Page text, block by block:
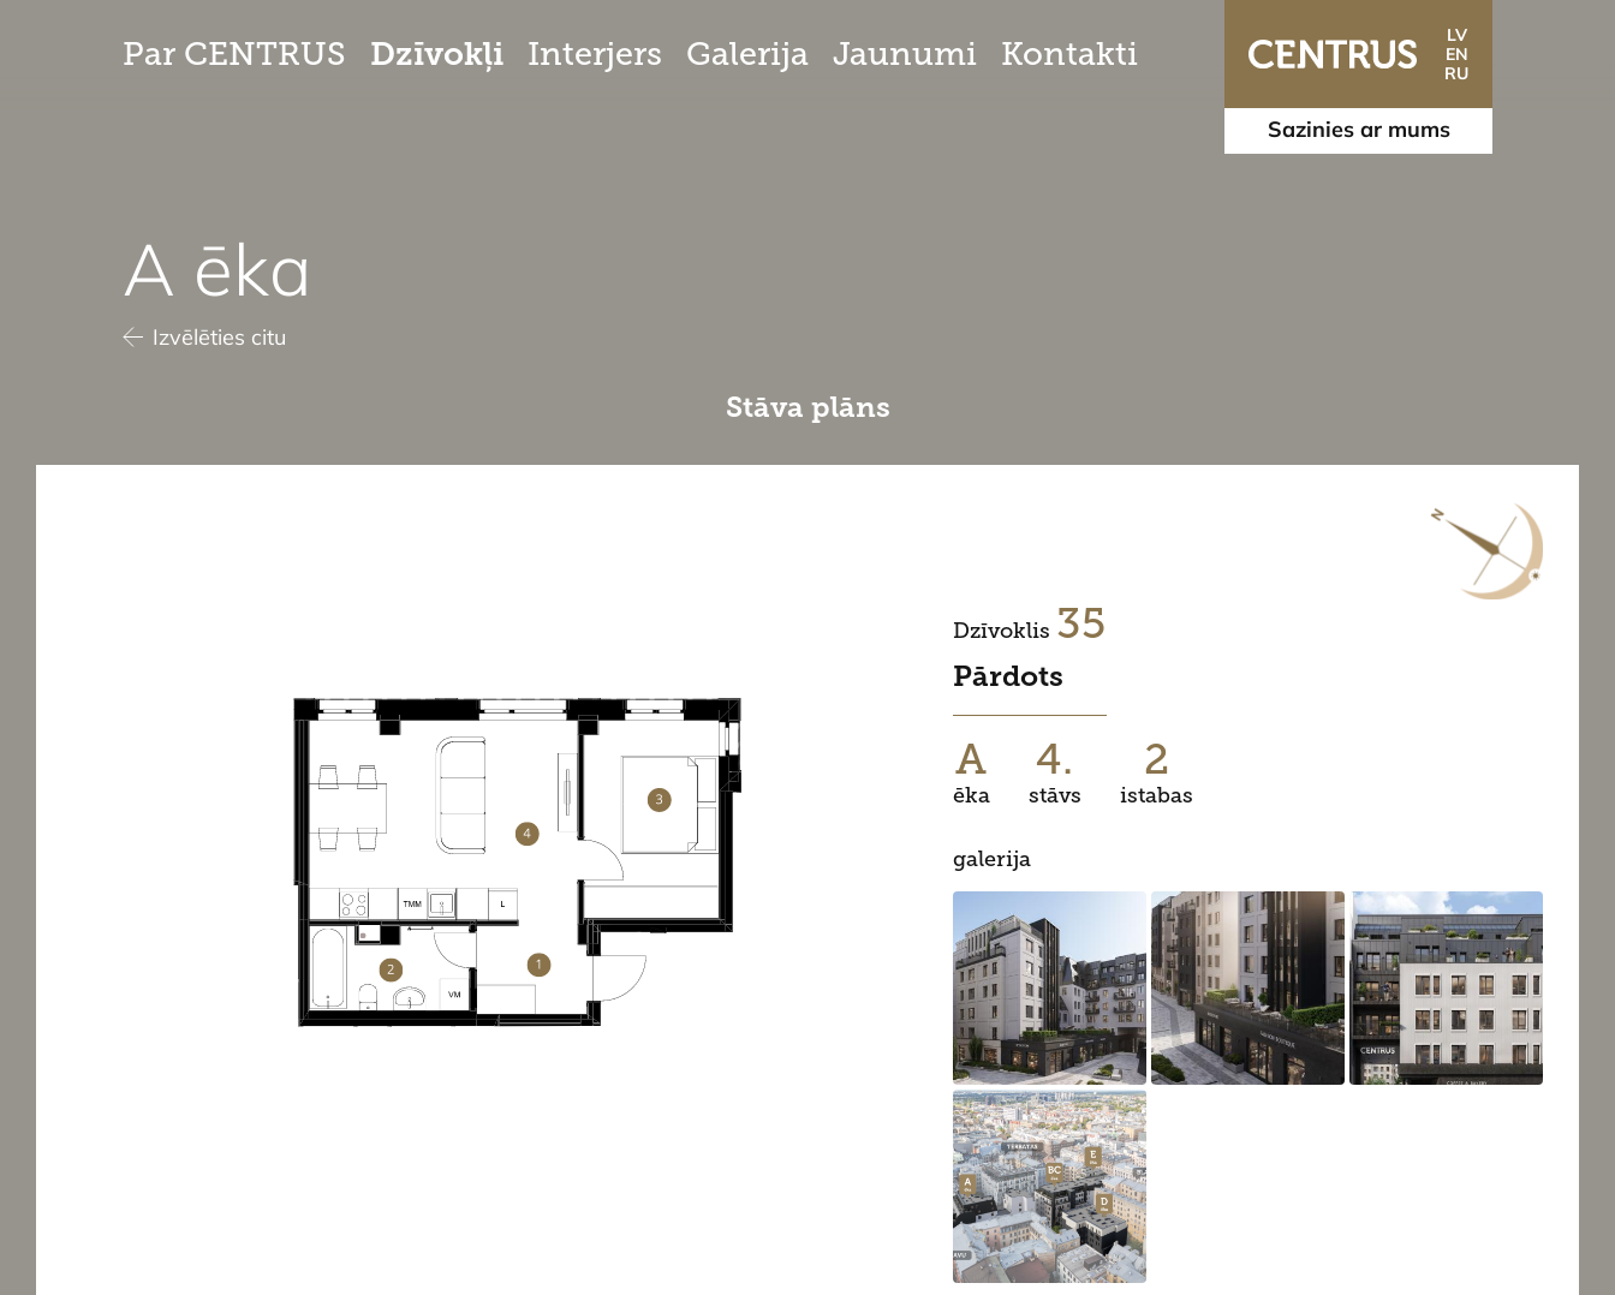
Par CENTRUS Dzīvokļi Interjers Galerija Jaunumi Kontakti
LV
EN
RU
Sazinies ar mums
A ēka
Izvēlēties citu
Stāva plāns
Dzīvoklis 35
Pārdots
A
ēka
4.
stāvs
2
istabas
galerija